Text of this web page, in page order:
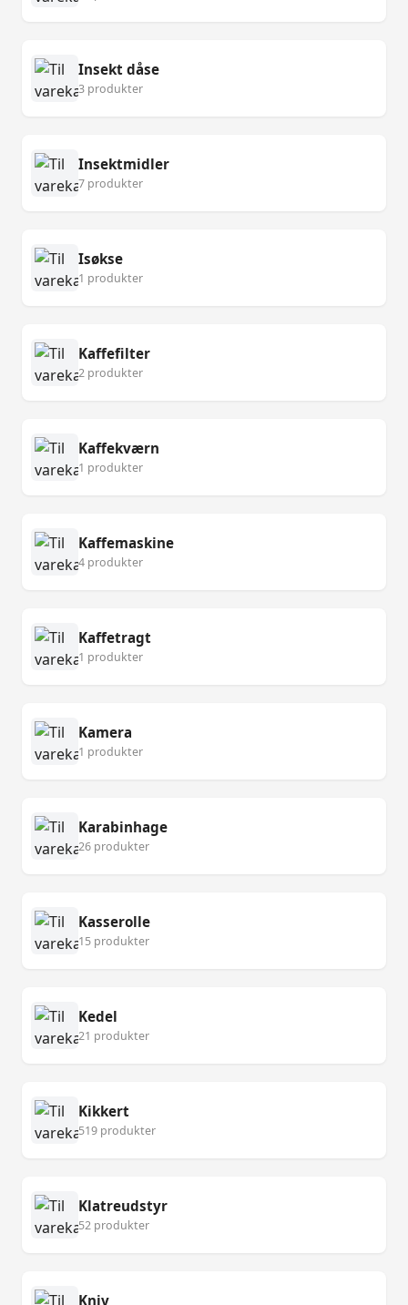
Insekt dåse
3 produkter
Insektmidler
7 produkter
Isøkse
1 produkter
Kaffefilter
2 produkter
Kaffekværn
1 produkter
Kaffemaskine
4 produkter
Kaffetragt
1 produkter
Kamera
1 produkter
Karabinhage
26 produkter
Kasserolle
15 produkter
Kedel
21 produkter
Kikkert
519 produkter
Klatreudstyr
52 produkter
Kniv